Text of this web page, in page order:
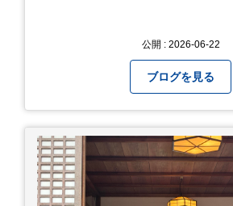
公開 : 2026-06-22
ブログを見る